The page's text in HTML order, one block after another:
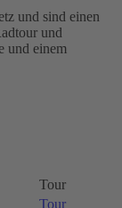
und sind einen
und
und einem
Tour
Tour